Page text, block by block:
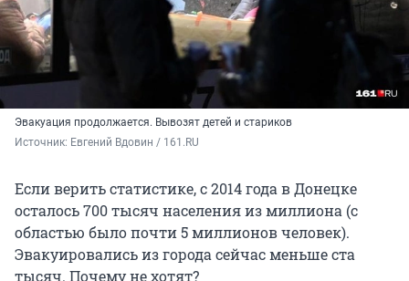
Эвакуация продолжается. Вывозят детей и стариков
Источник: Евгений Вдовин / 161.RU
Если верить статистике, с 2014 года в Донецке
осталось 700 тысяч населения из миллиона (с
областью было почти 5 миллионов человек).
Эвакуировались из города сейчас меньше ста
тысяч. Почему не хотят?